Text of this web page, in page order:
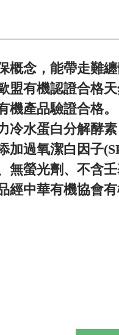
念，能帶走難纏
盟有機認證合格
機產品驗證合格。
水蛋白分解酵素
過氧潔白因子
螢光劑、不含壬
經中華有機協會有